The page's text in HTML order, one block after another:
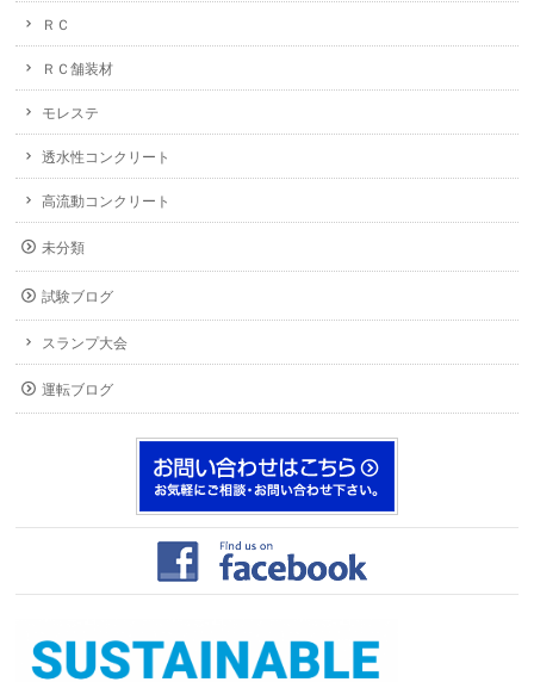
ＲＣ
ＲＣ舗装材
モレステ
透水性コンクリート
高流動コンクリート
未分類
試験ブログ
スランプ大会
運転ブログ